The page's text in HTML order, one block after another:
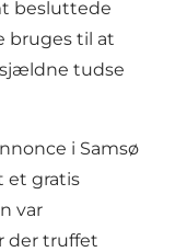
besluttede
bruges til at
tudse
i Samsø
et gratis
var
der truffet